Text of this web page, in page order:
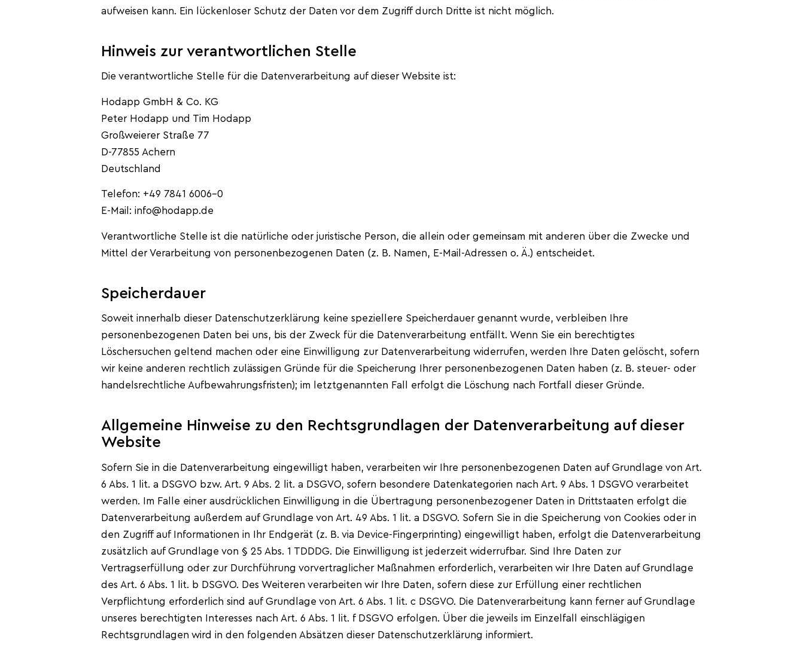
aufweisen kann. Ein lückenloser Schutz der Daten vor dem Zugriff durch Dritte ist nicht möglich.
Hinweis zur verantwortlichen Stelle
Die verantwortliche Stelle für die Datenverarbeitung auf dieser Website ist:
Hodapp GmbH & Co. KG
Peter Hodapp und Tim Hodapp
Großweierer Straße 77
D-77855 Achern
Deutschland
Telefon: +49 7841 6006-0
E-Mail: info@hodapp.de
Verantwortliche Stelle ist die natürliche oder juristische Person, die allein oder gemeinsam mit anderen über die Zwecke und
Mittel der Verarbeitung von personenbezogenen Daten (z. B. Namen, E-Mail-Adressen o. Ä.) entscheidet.
Speicherdauer
Soweit innerhalb dieser Datenschutzerklärung keine speziellere Speicherdauer genannt wurde, verbleiben Ihre
personenbezogenen Daten bei uns, bis der Zweck für die Datenverarbeitung entfällt. Wenn Sie ein berechtigtes
Löschersuchen geltend machen oder eine Einwilligung zur Datenverarbeitung widerrufen, werden Ihre Daten gelöscht, sofern
wir keine anderen rechtlich zulässigen Gründe für die Speicherung Ihrer personenbezogenen Daten haben (z. B. steuer- oder
handelsrechtliche Aufbewahrungsfristen); im letztgenannten Fall erfolgt die Löschung nach Fortfall dieser Gründe.
Allgemeine Hinweise zu den Rechtsgrundlagen der Datenverarbeitung auf dieser
Website
Sofern Sie in die Datenverarbeitung eingewilligt haben, verarbeiten wir Ihre personenbezogenen Daten auf Grundlage von Art.
6 Abs. 1 lit. a DSGVO bzw. Art. 9 Abs. 2 lit. a DSGVO, sofern besondere Datenkategorien nach Art. 9 Abs. 1 DSGVO verarbeitet
werden. Im Falle einer ausdrücklichen Einwilligung in die Übertragung personenbezogener Daten in Drittstaaten erfolgt die
Datenverarbeitung außerdem auf Grundlage von Art. 49 Abs. 1 lit. a DSGVO. Sofern Sie in die Speicherung von Cookies oder in
den Zugriff auf Informationen in Ihr Endgerät (z. B. via Device-Fingerprinting) eingewilligt haben, erfolgt die Datenverarbeitung
zusätzlich auf Grundlage von § 25 Abs. 1 TDDDG. Die Einwilligung ist jederzeit widerrufbar. Sind Ihre Daten zur
Vertragserfüllung oder zur Durchführung vorvertraglicher Maßnahmen erforderlich, verarbeiten wir Ihre Daten auf Grundlage
des Art. 6 Abs. 1 lit. b DSGVO. Des Weiteren verarbeiten wir Ihre Daten, sofern diese zur Erfüllung einer rechtlichen
Verpflichtung erforderlich sind auf Grundlage von Art. 6 Abs. 1 lit. c DSGVO. Die Datenverarbeitung kann ferner auf Grundlage
unseres berechtigten Interesses nach Art. 6 Abs. 1 lit. f DSGVO erfolgen. Über die jeweils im Einzelfall einschlägigen
Rechtsgrundlagen wird in den folgenden Absätzen dieser Datenschutzerklärung informiert.